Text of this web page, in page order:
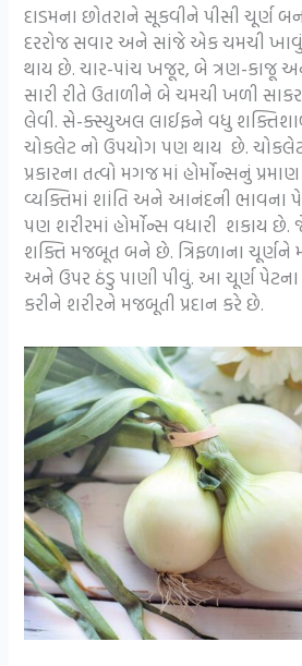
દાડમના છોતરાને સૂકવીને પીસી ચૂર્ણ
દરરોજ સવાર અને સાંજે એક ચમચી ખાવું
થાય છે. ચાર-પાંચ ખજૂર, બે ત્રણ-કાજૂ
સારી રીતે ઉતાળીને બે ચમચી ખળી
લેવી. સે-ક્સ્યુઅલ લાઈફને વધુ
ચોકલેટ નો ઉપયોગ પણ થાય છે.
પ્રકારના તત્વો મગજ માં હોર્મોન્સનું
વ્યક્તિમાં શાંતિ અને આનંદની ભાવના પેદા
પણ શરીરમાં હોર્મોન્સ વધારી શકાય
શક્તિ મજબૂત બને છે. ત્રિફળાના ચૂર્ણને
અને ઉપર ઠંડુ પાણી પીવું. આ ચૂર્ણ પેટના
કરીને શરીરને મજબૂતી પ્રદાન કરે છે.